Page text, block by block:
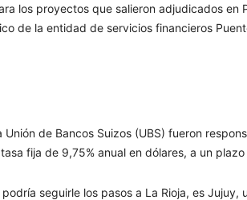
los proyectos que salieron adjudicados en
de la entidad de servicios financieros
Unión de Bancos Suizos (UBS) fueron
fija de 9,75% anual en dólares, a un
seguirle los pasos a La Rioja, es